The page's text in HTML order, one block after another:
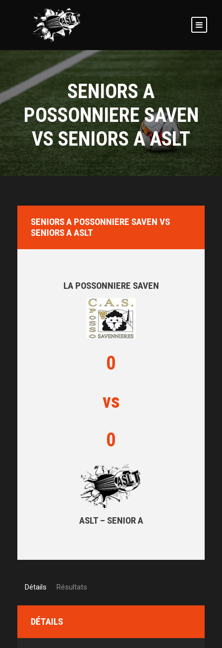
SENIORS A
POSSONNIERE SAVEN
VS SENIORS A ASLT
SENIORS A POSSONNIERE SAVEN VS
SENIORS A ASLT
LA POSSONNIERE SAVEN
0
vs
0
ASLT – SENIOR A
Détails Résultats
DÉTAILS